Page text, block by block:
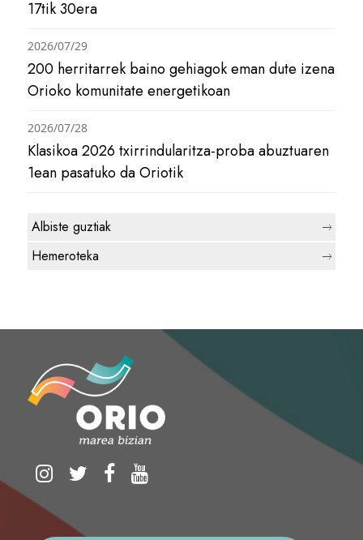
17tik 30era
200 herritarrek baino gehiagok eman dute izena
Orioko komunitate energetikoan
2026/07/29
Klasikoa 2026 txirrindularitza-proba abuztuaren
1ean pasatuko da Oriotik
2026/07/28
Albiste guztiak
Hemeroteka